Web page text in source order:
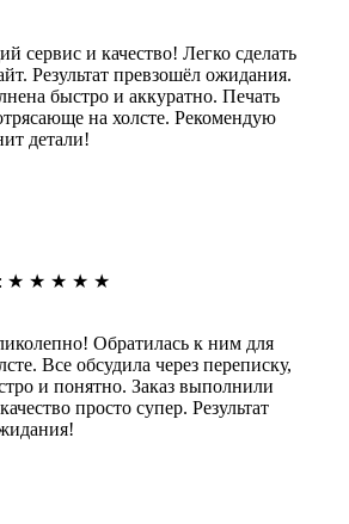
сервис и качество! Легко сделать
Результат превзошёл ожидания.
быстро и аккуратно. Печать
на холсте. Рекомендую
детали!
: ★ ★ ★ ★ ★
Обратилась к ним для
Все обсудила через переписку,
и понятно. Заказ выполнили
просто супер. Результат